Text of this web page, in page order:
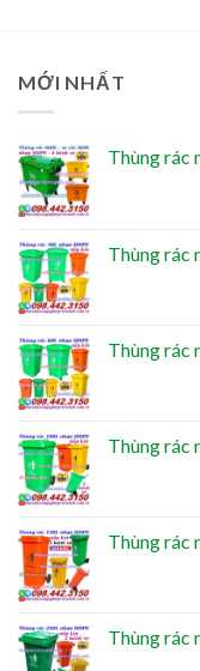
MỚI NHẤT
Thùng rác
Thùng rác
Thùng rác
Thùng rác
Thùng rác
Thùng rác